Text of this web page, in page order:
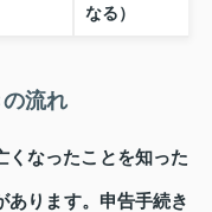
なる）
流れ
くなったことを知った
あります。申告手続き